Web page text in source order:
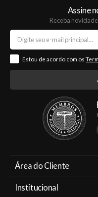
Assine
Receba
Estou de acordo com os
Área do Cliente
Meus Pedidos
Institucional